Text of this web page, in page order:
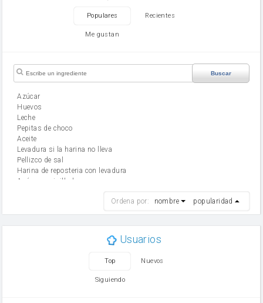
Populares Recientes
Me gustan
Buscar
Azúcar
huevos
leche
Pepitas de choco
aceite
Levadura si la harina no lleva
Pellizco de sal
Harina de reposteria con levadura
Azúcar avainillado
mantequilla
Ordena por: nombre popularidad
Usuarios
Top Nuevos
Siguiendo